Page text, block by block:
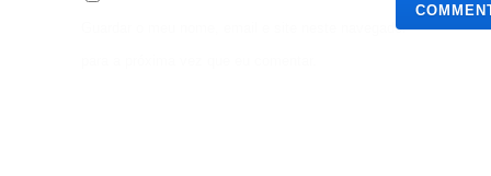
Guardar o meu nome, email e site neste navegador